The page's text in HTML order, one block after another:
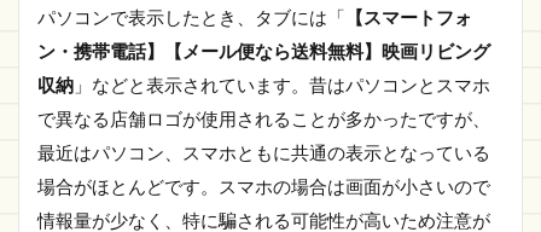
パソコンで表示したとき、タブには「 【スマートフォ
ン・携帯電話】【メール便なら送料無料】映画リビング
収納 」などと表示されています。昔はパソコンとスマホ
で異なる店舗ロゴが使用されることが多かったですが、
最近はパソコン、スマホともに共通の表示となっている
場合がほとんどです。スマホの場合は画面が小さいので
情報量が少なく、特に騙される可能性が高いため注意が